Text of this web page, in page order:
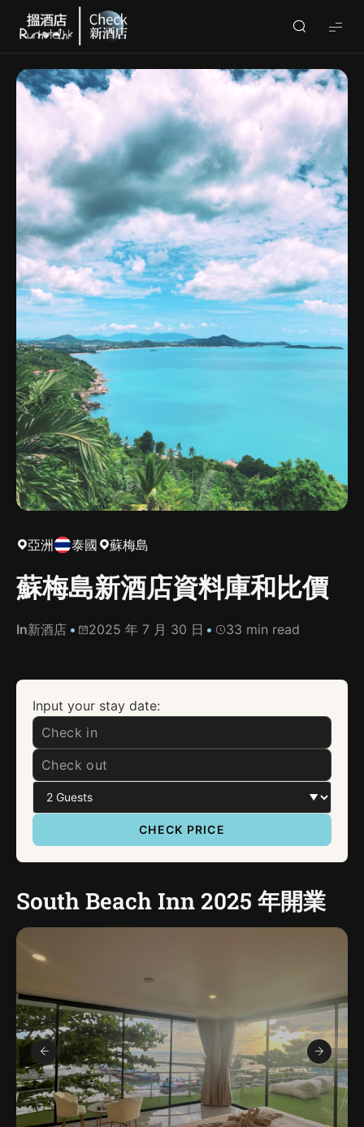
Check
店
(By
亞洲 泰國 蘇梅島
蘇梅島新酒店資料庫和比價
In新酒店 2025 年 7 月 30 日 33 min read
Input your stay date:
CHECK PRICE
South Beach Inn 2025 年開業